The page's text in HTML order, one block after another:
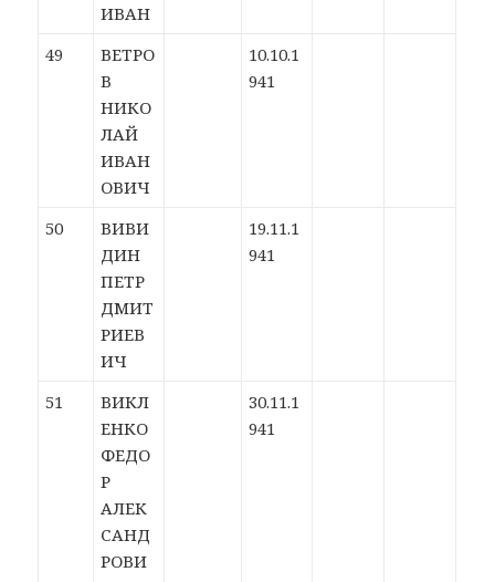
ИВАН
49
ВЕТРО
В
НИКО
ЛАЙ
ИВАН
ОВИЧ
10.10.1
941
50
ВИВИ
ДИН
ПЕТР
ДМИТ
РИЕВ
ИЧ
19.11.1
941
51
ВИКЛ
ЕНКО
ФЕДО
Р
АЛЕК
САНД
РОВИ
30.11.1
941